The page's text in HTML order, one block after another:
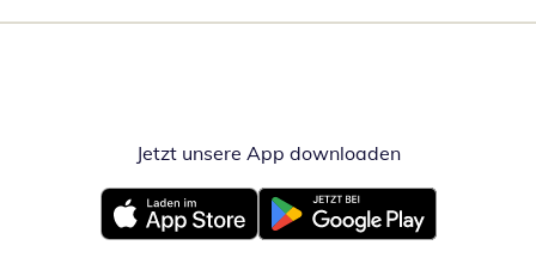
Jetzt unsere App downloadenÖffnet in
Öffnet in neuem FensterÖffnet in neuem Fenster